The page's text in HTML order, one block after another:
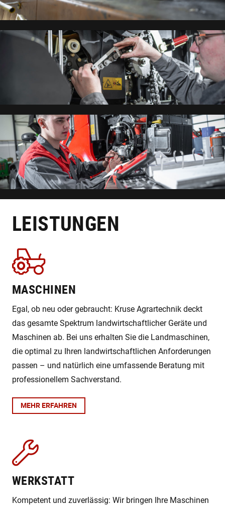
LEISTUNGEN
MASCHINEN
Egal, ob neu oder gebraucht: Kruse Agrartechnik deckt
das gesamte Spektrum landwirtschaftlicher Geräte und
Maschinen ab. Bei uns erhalten Sie die Landmaschinen,
die optimal zu Ihren landwirtschaftlichen Anforderungen
passen – und natürlich eine umfassende Beratung mit
professionellem Sachverstand.
MEHR ERFAHREN
WERKSTATT
Kompetent und zuverlässig: Wir bringen Ihre Maschinen